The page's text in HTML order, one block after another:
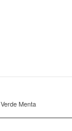
Verde Menta